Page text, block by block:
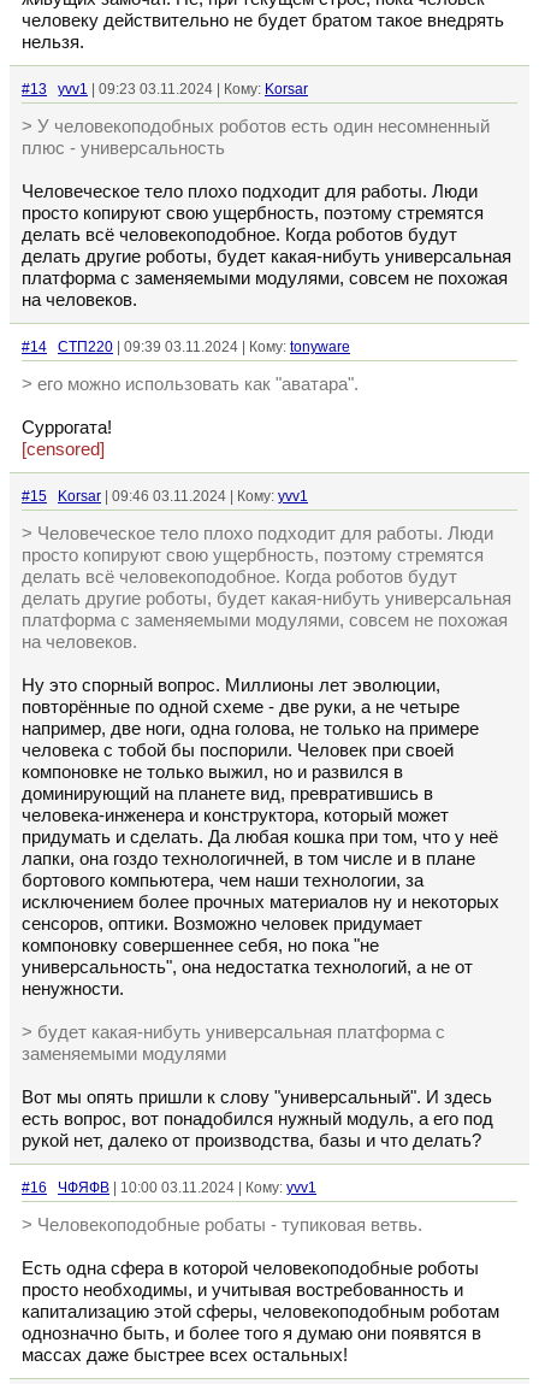
человеку действительно не будет братом такое внедрять
нельзя.
#13 yvv1 | 09:23 03.11.2024 | Кому: Korsar
> У человекоподобных роботов есть один несомненный
плюс - универсальность
Человеческое тело плохо подходит для работы. Люди
просто копируют свою ущербность, поэтому стремятся
делать всё человекоподобное. Когда роботов будут
делать другие роботы, будет какая-нибуть универсальная
платформа с заменяемыми модулями, совсем не похожая
на человеков.
#14 СТП220 | 09:39 03.11.2024 | Кому: tonyware
> его можно использовать как "аватара".
Суррогата!
[censored]
#15 Korsar | 09:46 03.11.2024 | Кому: yvv1
> Человеческое тело плохо подходит для работы. Люди
просто копируют свою ущербность, поэтому стремятся
делать всё человекоподобное. Когда роботов будут
делать другие роботы, будет какая-нибуть универсальная
платформа с заменяемыми модулями, совсем не похожая
на человеков.
Ну это спорный вопрос. Миллионы лет эволюции,
повторённые по одной схеме - две руки, а не четыре
например, две ноги, одна голова, не только на примере
человека с тобой бы поспорили. Человек при своей
компоновке не только выжил, но и развился в
доминирующий на планете вид, превратившись в
человека-инженера и конструктора, который может
придумать и сделать. Да любая кошка при том, что у неё
лапки, она гоздо технологичней, в том числе и в плане
бортового компьютера, чем наши технологии, за
исключением более прочных материалов ну и некоторых
сенсоров, оптики. Возможно человек придумает
компоновку совершеннее себя, но пока "не
универсальность", она недостатка технологий, а не от
ненужности.
> будет какая-нибуть универсальная платформа с
заменяемыми модулями
Вот мы опять пришли к слову "универсальный". И здесь
есть вопрос, вот понадобился нужный модуль, а его под
рукой нет, далеко от производства, базы и что делать?
#16 ЧФЯФВ | 10:00 03.11.2024 | Кому: yvv1
> Человекоподобные робаты - тупиковая ветвь.
Есть одна сфера в которой человекоподобные роботы
просто необходимы, и учитывая востребованность и
капитализацию этой сферы, человекоподобным роботам
однозначно быть, и более того я думаю они появятся в
массах даже быстрее всех остальных!